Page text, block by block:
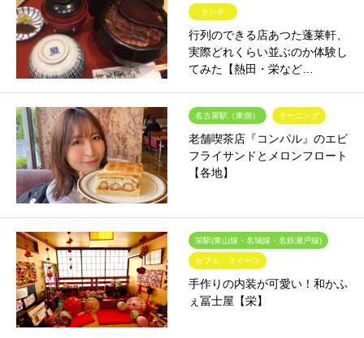
ランチ
行列のできる店あつた蓬莱軒、
実際どれくらい並ぶのか体験し
てみた【熱田・栄など…
名古屋駅（東側） モーニング
老舗喫茶店『コンパル』のエビ
フライサンドとメロンフロート
【各地】
栄駅(東山線・名城線・名鉄瀬戸線)
カフェ・スイーツ
手作りの内装が可愛い！和かふ
ぇ冨士屋【栄】